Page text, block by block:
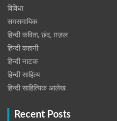
विविधा
समसमायिक
हिन्दी कविता, छंद, ग़ज़ल
हिन्दी कहानी
हिन्‍दी नाटक
हिन्दी साहित्य
हिन्दी साहित्यिक आलेख
Recent Posts